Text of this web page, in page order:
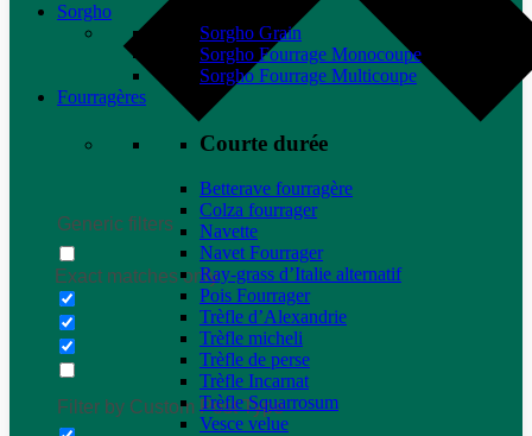
Generic filters
Exact matches only
Filter by Custom Post Type
Sorgho
Sorgho Grain
Sorgho Fourrage Monocoupe
Sorgho Fourrage Multicoupe
Fourragères
Courte durée
Betterave fourragère
Colza fourrager
Navette
Navet Fourrager
Ray-grass d’Italie alternatif
Pois Fourrager
Trèfle d’Alexandrie
Trèfle micheli
Trèfle de perse
Trèfle Incarnat
Trèfle Squarrosum
Vesce velue